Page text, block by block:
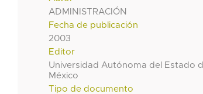
ADMINISTRACIÓN
Fecha de publicación
2003
Editor
Universidad Autónoma del Estado
México
Tipo de documento